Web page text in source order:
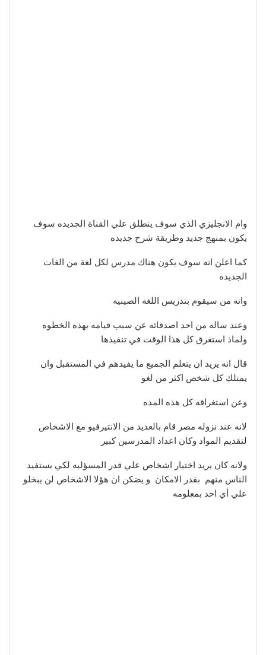
وام الانجليزي الذي سوف ينطلق علي القناة الجديده سوف
يكون بمنهج جديد وطريقة شرح جديده
كما اعلن انه سوف يكون هناك مدرس لكل لغة من الغات
الجديده
وانه من سيقوم بتدريس اللغه الصينيه
وعند ساله من احد اصدقائه عن سبب قيامه بهذه الخطوه
ولماذ استغرق كل هذا الوقت في تنفيذها
قال انه يريد ان يتعلم الجميع ما يفيدهم في المستقبل وان
يمتلك كل شخص اكثر من لغو
وعن استغراقه كل هذه المده
لانه عند نزوله مصر قام بالعديد من الانتيرفيو مع الاشخاص
لتقديم المواد وكان اعداد المدرسين كبير
ولانه كان يريد اختيار اشخاص علي قدر المسؤليه لكي يستفيد
الناس منهم بقدر الامكان و يضكن ان هؤلا الاشخاص لن يبخلو
علي أي احد بمعلومه